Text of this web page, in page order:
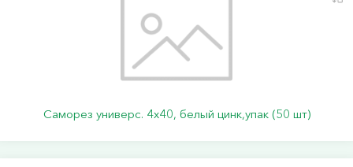
Саморез универс. 4х40, белый цинк,упак (50 шт)